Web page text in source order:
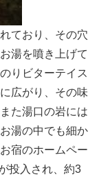
ており、その穴
湯を噴き上げて
りビターテイス
広がり、その味
た湯口の岩には
湯の中でも細か
宿のホームペー
投入され、約3